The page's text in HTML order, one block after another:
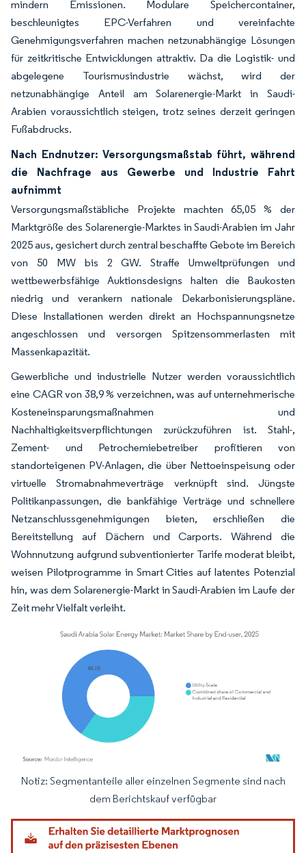
mindern Emissionen. Modulare Speichercontainer,
beschleunigtes EPC-Verfahren und vereinfachte
Genehmigungsverfahren machen netzunabhängige Lösungen
für zeitkritische Entwicklungen attraktiv. Da die Logistik- und
abgelegene Tourismusindustrie wächst, wird der
netzunabhängige Anteil am Solarenergie-Markt in Saudi-
Arabien voraussichtlich steigen, trotz seines derzeit geringen
Fußabdrucks.
Nach Endnutzer: Versorgungsmaßstab führt, während
die Nachfrage aus Gewerbe und Industrie Fahrt
aufnimmt
Versorgungsmaßstäbliche Projekte machten 65,05 % der
Marktgröße des Solarenergie-Marktes in Saudi-Arabien im Jahr
2025 aus, gesichert durch zentral beschaffte Gebote im Bereich
von 50 MW bis 2 GW. Straffe Umweltprüfungen und
wettbewerbsfähige Auktionsdesigns halten die Baukosten
niedrig und verankern nationale Dekarbonisierungspläne.
Diese Installationen werden direkt an Hochspannungsnetze
angeschlossen und versorgen Spitzensommerlasten mit
Massenkapazität.
Gewerbliche und industrielle Nutzer werden voraussichtlich
eine CAGR von 38,9 % verzeichnen, was auf unternehmerische
Kosteneinsparungsmaßnahmen und
Nachhaltigkeitsverpflichtungen zurückzuführen ist. Stahl-,
Zement- und Petrochemiebetreiber profitieren von
standorteigenen PV-Anlagen, die über Nettoeinspeisung oder
virtuelle Stromabnahmeverträge verknüpft sind. Jüngste
Politikanpassungen, die bankfähige Verträge und schnellere
Netzanschlussgenehmigungen bieten, erschließen die
Bereitstellung auf Dächern und Carports. Während die
Wohnnutzung aufgrund subventionierter Tarife moderat bleibt,
weisen Pilotprogramme in Smart Cities auf latentes Potenzial
hin, was dem Solarenergie-Markt in Saudi-Arabien im Laufe der
Zeit mehr Vielfalt verleiht.
Bild © Mordor Intelligence. Wiederverwendung erfordert Namensnennung
Notiz: Segmentanteile aller einzelnen Segmente sind nach
dem Berichtskauf verfügbar